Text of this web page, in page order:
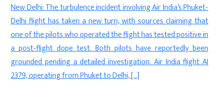
New Delhi: The turbulence incident involving Air India’s Phuket-
Delhi flight has taken a new turn, with sources claiming that
one of the pilots who operated the flight has tested positive in
a post-flight dope test. Both pilots have reportedly been
grounded pending a detailed investigation. Air India flight AI
2379, operating from Phuket to Delhi, […]